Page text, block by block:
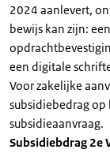
2024 aanlevert,
bewijs kan zijn:
een digitale
Voor zakelijke
subsidiebedrag
subsidieaanvraag.
Subsidiebdrag 2e